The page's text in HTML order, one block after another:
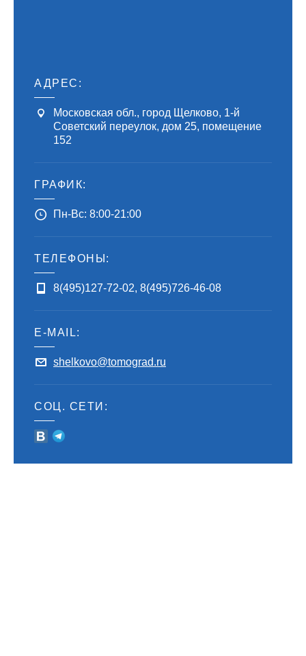
АДРЕС:
Московская обл., город Щелково, 1-й
Советский переулок, дом 25, помещение
152
ГРАФИК:
Пн-Вс: 8:00-21:00
ТЕЛЕФОНЫ:
8(495)127-72-02, 8(495)726-46-08
E-MAIL:
shelkovo@tomograd.ru
СОЦ. СЕТИ: